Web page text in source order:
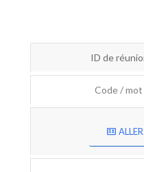
ID de
Code / mot